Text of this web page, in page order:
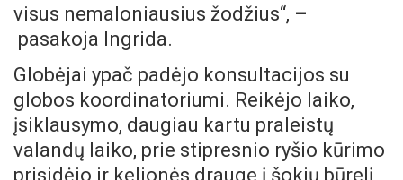
visus nemaloniausius žodžius“, –
pasakoja Ingrida.
Globėjai ypač padėjo konsultacijos su
globos koordinatoriumi. Reikėjo laiko,
įsiklausymo, daugiau kartu praleistų
valandų laiko, prie stipresnio ryšio kūrimo
prisidėjo ir kelionės drauge į šokių būrelį,